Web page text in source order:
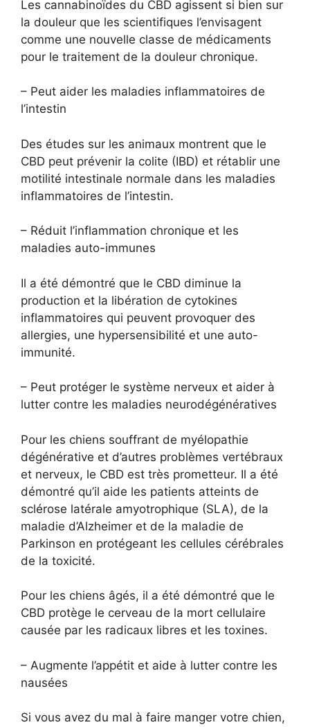
Les cannabinoïdes du CBD agissent si bien sur
la douleur que les scientifiques l’envisagent
comme une nouvelle classe de médicaments
pour le traitement de la douleur chronique.
– Peut aider les maladies inflammatoires de
l’intestin
Des études sur les animaux montrent que le
CBD peut prévenir la colite (IBD) et rétablir une
motilité intestinale normale dans les maladies
inflammatoires de l’intestin.
– Réduit l’inflammation chronique et les
maladies auto-immunes
Il a été démontré que le CBD diminue la
production et la libération de cytokines
inflammatoires qui peuvent provoquer des
allergies, une hypersensibilité et une auto-
immunité.
– Peut protéger le système nerveux et aider à
lutter contre les maladies neurodégénératives
Pour les chiens souffrant de myélopathie
dégénérative et d’autres problèmes vertébraux
et nerveux, le CBD est très prometteur. Il a été
démontré qu’il aide les patients atteints de
sclérose latérale amyotrophique (SLA), de la
maladie d’Alzheimer et de la maladie de
Parkinson en protégeant les cellules cérébrales
de la toxicité.
Pour les chiens âgés, il a été démontré que le
CBD protège le cerveau de la mort cellulaire
causée par les radicaux libres et les toxines.
– Augmente l’appétit et aide à lutter contre les
nausées
Si vous avez du mal à faire manger votre chien,